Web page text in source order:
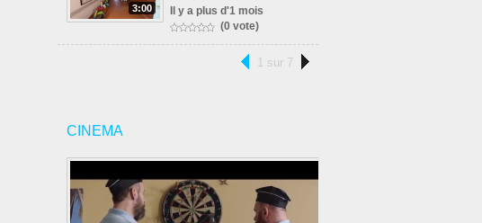
3:00
Il y a plus d'1 mois
(0 vote)
1 sur 7
CINEMA